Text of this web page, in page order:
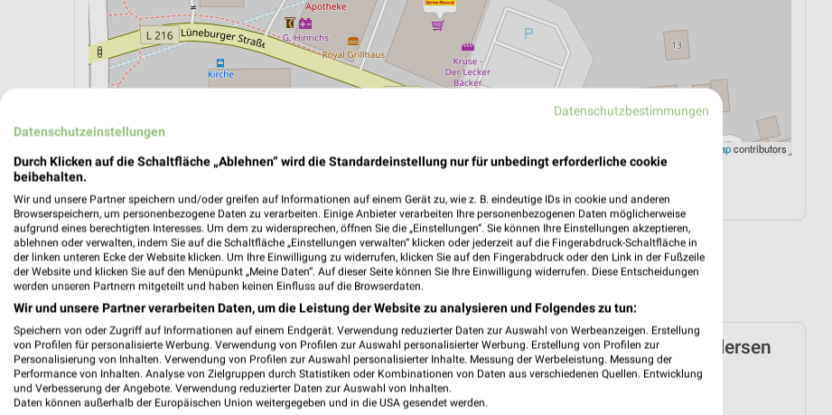
OpenStreetMapcontributors
Aktuelle Angebote in dieser Filiale
Anzahl Prospekte: 3
Letztes Prospektupdate: vor 5 Tagen
Netto Marken-Discount Prospekt für Kirchgellersen
ab Mo. den 03.08.
Gültig von 03. Aug. bis 08. Aug.
Datenschutzbestimmungen
Datenschutzeinstellungen
Durch Klicken auf die Schaltfläche „Ablehnen“ wird die Standardeinstellung nur für unbedingt erforderliche cookie
beibehalten.
Wir und unsere Partner speichern und/oder greifen auf Informationen auf einem Gerät zu, wie z. B. eindeutige IDs in cookie und anderen
Browserspeichern, um personenbezogene Daten zu verarbeiten. Einige Anbieter verarbeiten Ihre personenbezogenen Daten möglicherweise
aufgrund eines berechtigten Interesses. Um dem zu widersprechen, öffnen Sie die „Einstellungen“. Sie können Ihre Einstellungen akzeptieren,
ablehnen oder verwalten, indem Sie auf die Schaltfläche „Einstellungen verwalten“ klicken oder jederzeit auf die Fingerabdruck-Schaltfläche in
der linken unteren Ecke der Website klicken. Um Ihre Einwilligung zu widerrufen, klicken Sie auf den Fingerabdruck oder den Link in der Fußzeile
der Website und klicken Sie auf den Menüpunkt „Meine Daten“. Auf dieser Seite können Sie Ihre Einwilligung widerrufen. Diese Entscheidungen
werden unseren Partnern mitgeteilt und haben keinen Einfluss auf die Browserdaten.
Wir und unsere Partner verarbeiten Daten, um die Leistung der Website zu analysieren und Folgendes zu tun:
Speichern von oder Zugriff auf Informationen auf einem Endgerät. Verwendung reduzierter Daten zur Auswahl von Werbeanzeigen. Erstellung
von Profilen für personalisierte Werbung. Verwendung von Profilen zur Auswahl personalisierter Werbung. Erstellung von Profilen zur
Personalisierung von Inhalten. Verwendung von Profilen zur Auswahl personalisierter Inhalte. Messung der Werbeleistung. Messung der
Performance von Inhalten. Analyse von Zielgruppen durch Statistiken oder Kombinationen von Daten aus verschiedenen Quellen. Entwicklung
und Verbesserung der Angebote. Verwendung reduzierter Daten zur Auswahl von Inhalten.
Daten können außerhalb der Europäischen Union weitergegeben und in die USA gesendet werden.